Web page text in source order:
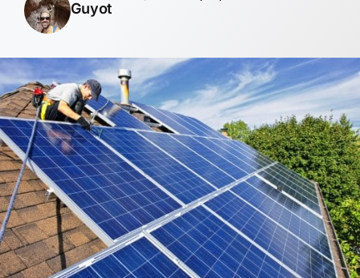
Guyot